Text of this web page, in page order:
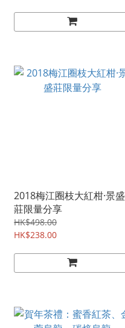
2018梅江圈枝大紅柑·景盛
莊限量分享
HK$498.00
HK$238.00